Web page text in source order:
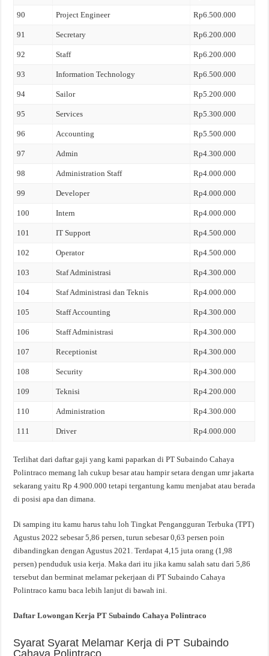
90 Project Engineer Rp6.500.000
91 Secretary Rp6.200.000
92 Staff Rp6.200.000
93 Information Technology Rp6.500.000
94 Sailor Rp5.200.000
95 Services Rp5.300.000
96 Accounting Rp5.500.000
97 Admin Rp4.300.000
98 Administration Staff Rp4.000.000
99 Developer Rp4.000.000
100 Intern Rp4.000.000
101 IT Support Rp4.500.000
102 Operator Rp4.500.000
103 Staf Administrasi Rp4.300.000
104 Staf Administrasi dan Teknis Rp4.000.000
105 Staff Accounting Rp4.300.000
106 Staff Administrasi Rp4.300.000
107 Receptionist Rp4.300.000
108 Security Rp4.300.000
109 Teknisi Rp4.200.000
110 Administration Rp4.300.000
111 Driver Rp4.000.000
Terlihat dari daftar gaji yang kami paparkan di PT Subaindo Cahaya
Polintraco memang lah cukup besar atau hampir setara dengan umr jakarta
sekarang yaitu Rp 4.900.000 tetapi tergantung kamu menjabat atau berada
di posisi apa dan dimana.
Di samping itu kamu harus tahu loh Tingkat Pengangguran Terbuka (TPT)
Agustus 2022 sebesar 5,86 persen, turun sebesar 0,63 persen poin
dibandingkan dengan Agustus 2021. Terdapat 4,15 juta orang (1,98
persen) penduduk usia kerja. Maka dari itu jika kamu salah satu dari 5,86
tersebut dan berminat melamar pekerjaan di PT Subaindo Cahaya
Polintraco kamu baca lebih lanjut di bawah ini.
Daftar Lowongan Kerja PT Subaindo Cahaya Polintraco
Syarat Syarat Melamar Kerja di PT Subaindo